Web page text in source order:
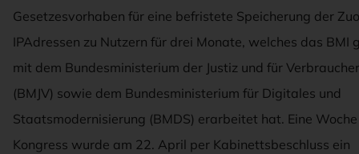
Gesetzesvorhaben für eine befristete Speicherung der
IPAdressen zu Nutzern für drei Monate, welches das BMI
mit dem Bundesministerium der Justiz und für
(BMJV) sowie dem Bundesministerium für Digitales und
Staatsmodernisierung (BMDS) erarbeitet hat. Eine
Kongress wurde am 22. April per Kabinettsbeschluss ein